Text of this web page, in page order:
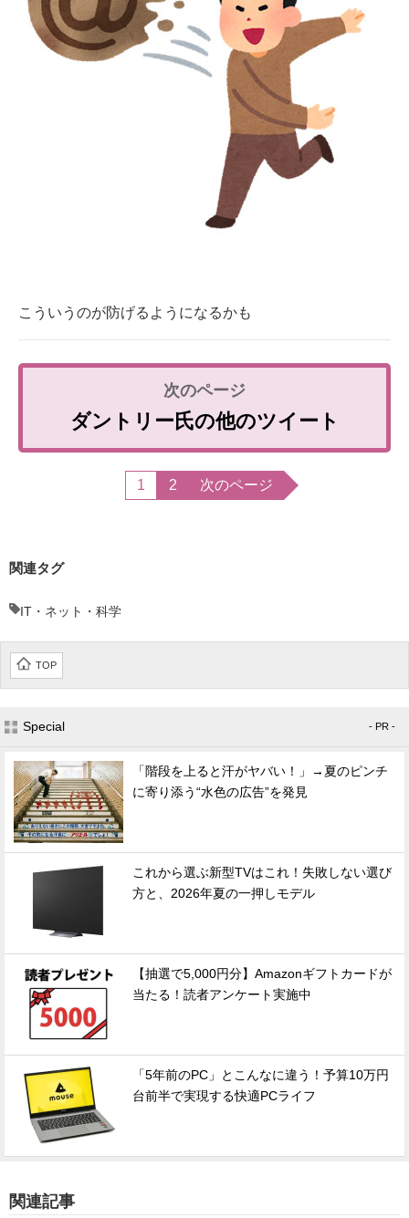
こういうのが防げるようになるかも
ダントリー氏の他のツイート
1 2 次のページ
関連タグ
IT・ネット・科学
TOP
Special - PR -
「階段を上ると汗がヤバい！」→夏のピンチ
に寄り添う“水色の広告”を発見
これから選ぶ新型TVはこれ！失敗しない選び
方と、2026年夏の一押しモデル
【抽選で5,000円分】Amazonギフトカードが
当たる！読者アンケート実施中
「5年前のPC」とこんなに違う！予算10万円
台前半で実現する快適PCライフ
関連記事